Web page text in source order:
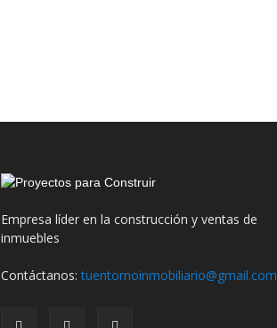
Empresa líder en la construcción y ventas de
inmuebles
Contáctanos:tuentornoinmobiliario@gmail.com